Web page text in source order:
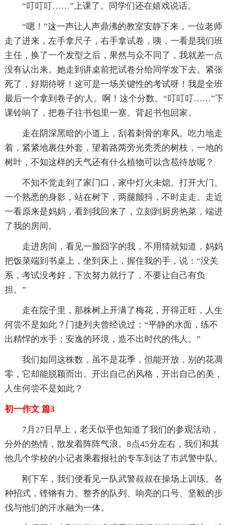
“叮叮叮……”上课了。同学们还在嬉戏说话。
“嗯！”这一声让人声鼎沸的教室安静下来，一位老师
走了进来，左手拿尺子，右手拿试卷，咦，一看是我们班
主任，换了一个发型之后，果然与众不同了，我就差一点
没有认出来。她走到讲桌前把试卷分给同学发下去。紧张
死了，好期待呀！这可是一场关键性的考试呀！我是全班
最后一个拿到卷子的'人。啊！这个分数。“叮叮叮……”下
课铃响了，把卷子往书包里一塞。背起书包回家。
走在阴深黑暗的小道上，刮着刺骨的寒风。吃力地走
着，紧紧地裹住外套，望着路两旁光秃秃的树枝，一地的
树叶，不知这样的天气还有什么植物可以含苞待放呢？
不知不觉走到了家门口，家中灯火未熄。打开大门。
一个熟悉的身影，站在树下，两腿颤抖，不时走走。走近
一看原来是妈妈，看到我回来了，立刻到厨房热菜，端进
了我的房间。
走进房间，看见一脸囧字的我，不用猜就知道，妈妈
把饭菜端到书桌上，坐到床上，握住我的手，说：“没关
系，考试没考好，下次努力就行了，不要让自己有负
担。”
走在院子里，那株树上开满了梅花，开得正旺，人生
何尝不是如此？门捷列夫曾经说过：“平静的水面，练不
出精悍的水手；安逸的环境，造不出时代的伟人。”
我们如同这株数，虽不是花季，但能开放，别的花凋
零，它却能脱颖而出。开出自己的风格，开出自己的美，
人生何尝不是如此？
初一作文 篇3
7月27日早上，老天似乎也知道了我们的参观活动，
分外的热情，散发着阵阵气浪。8点45分左右，我们和其
他几个学校的小记者乘着报社的专车到达了市武警中队。
刚下车，我们便看见一队武警叔叔在操场上训练。各
种招式，铿锵有力。整齐的队列、响亮的口号、坚毅的步
伐与他们的汗水融为一体。